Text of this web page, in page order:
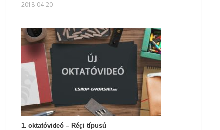
2018-04-20
1. oktatóvideó – Régi típusú